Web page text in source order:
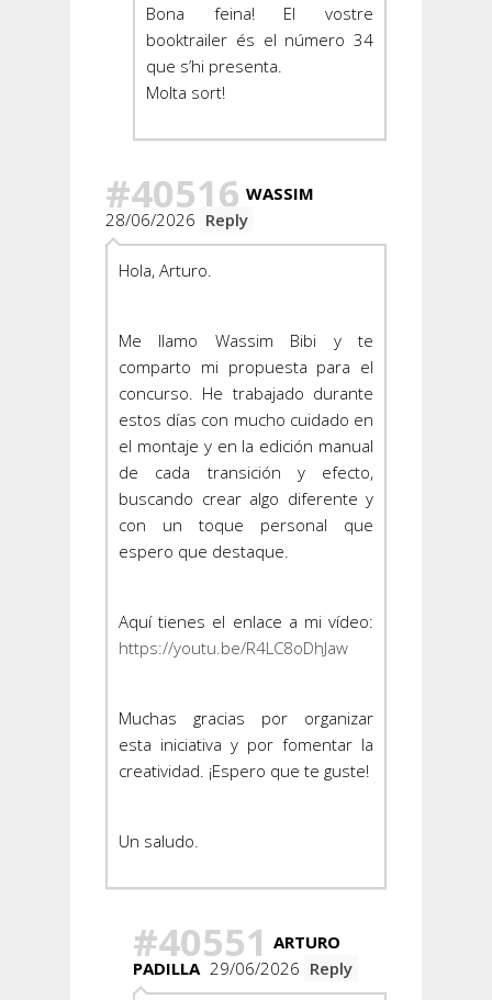
Bona feina! El vostre
booktrailer és el número 34
que s’hi presenta.
Molta sort!
#40516 WASSIM
28/06/2026 Reply
Hola, Arturo.
Me llamo Wassim Bibi y te
comparto mi propuesta para el
concurso. He trabajado durante
estos días con mucho cuidado en
el montaje y en la edición manual
de cada transición y efecto,
buscando crear algo diferente y
con un toque personal que
espero que destaque.
Aquí tienes el enlace a mi vídeo:
https://youtu.be/R4LC8oDhJaw
Muchas gracias por organizar
esta iniciativa y por fomentar la
creatividad. ¡Espero que te guste!
Un saludo.
#40551 ARTURO
PADILLA 29/06/2026 Reply